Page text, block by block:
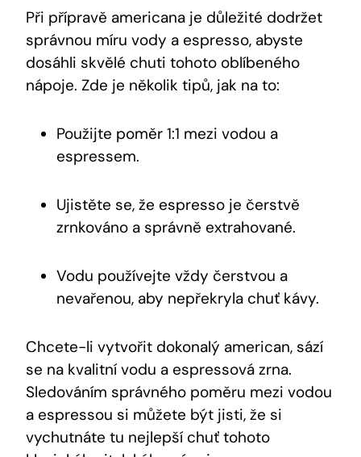
Při přípravě americana je důležité dodržet
správnou míru vody a espresso, abyste
dosáhli skvělé chuti tohoto oblíbeného
nápoje. Zde je několik tipů, jak na to:
Použijte poměr 1:1 mezi vodou a
espressem.
Ujistěte se, že espresso je čerstvě
zrnkováno a správně extrahované.
Vodu používejte vždy čerstvou a
nevařenou, aby nepřekryla chuť kávy.
Chcete-li vytvořit dokonalý american, sází
se na kvalitní vodu a espressová zrna.
Sledováním správného poměru mezi vodou
a espressou si můžete být jisti, že si
vychutnáte tu nejlepší chuť tohoto